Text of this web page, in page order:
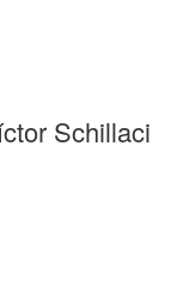
Schillaci